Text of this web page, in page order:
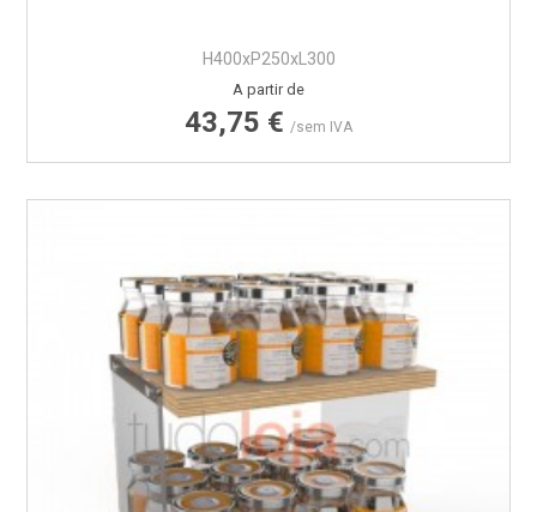
H400xP250xL300
Preço
A partir de
43,75 € /sem IVA